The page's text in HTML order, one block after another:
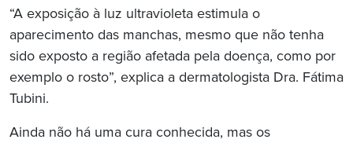
“A exposição à luz ultravioleta estimula o
aparecimento das manchas, mesmo que não tenha
sido exposto a região afetada pela doença, como por
exemplo o rosto”, explica a dermatologista Dra. Fátima
Tubini.
Ainda não há uma cura conhecida, mas os